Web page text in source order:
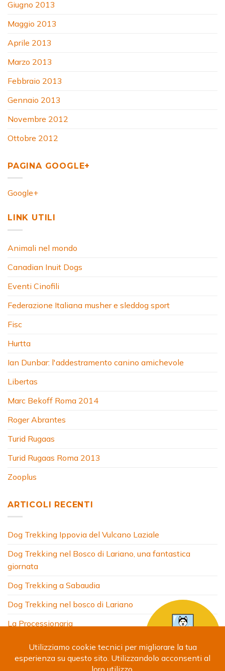
Giugno 2013
Maggio 2013
Aprile 2013
Marzo 2013
Febbraio 2013
Gennaio 2013
Novembre 2012
Ottobre 2012
PAGINA GOOGLE+
Google+
LINK UTILI
Animali nel mondo
Canadian Inuit Dogs
Eventi Cinofili
Federazione Italiana musher e sleddog sport
Fisc
Hurtta
Ian Dunbar: l'addestramento canino amichevole
Libertas
Marc Bekoff Roma 2014
Roger Abrantes
Turid Rugaas
Turid Rugaas Roma 2013
Zooplus
ARTICOLI RECENTI
Dog Trekking Ippovia del Vulcano Laziale
Dog Trekking nel Bosco di Lariano, una fantastica
giornata
Dog Trekking a Sabaudia
Dog Trekking nel bosco di Lariano
La Processionaria